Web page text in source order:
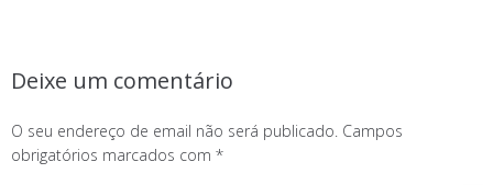
Deixe um comentário
O seu endereço de email não será publicado. Campos
obrigatórios marcados com *